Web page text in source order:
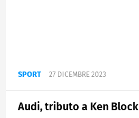
SPORT 27 DICEMBRE 2023
Audi, tributo a Ken Block